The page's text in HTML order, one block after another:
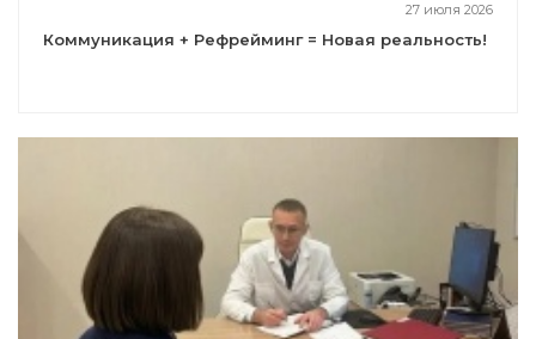
27 июля 2026
Коммуникация + Рефрейминг = Новая реальность!